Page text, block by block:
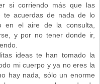
si corriendo más que las
te acuerdas de nada de lo
en el aire de la consulta,
y por no tener donde ir,
ideas te han tomado la
mi cuerpo y ya no eres la
hay nada, sólo un enorme